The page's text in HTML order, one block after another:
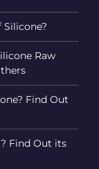
Raw
Find Out
Find Out its